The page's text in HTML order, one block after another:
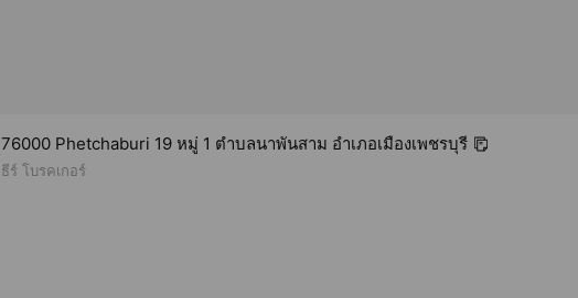
76000 Phetchaburi 19 หมู่ 1 ตำบลนาพันสาม อำเภอเมืองเพชรบุรี
ธีร์ โบรคเกอร์